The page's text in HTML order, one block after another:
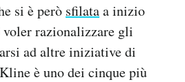
si è però sfilataa inizio
razionalizzare gli
ad altre iniziative di
è uno dei cinque più